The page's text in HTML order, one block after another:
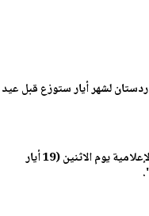
لشهر أيار ستوزع قبل عيد
وصرح عضو اللجنة المالية بمجلس النواب العراقي، جمال كوجر، لشبكة رووداو الإعلامية يوم الاثنين (19 أيار